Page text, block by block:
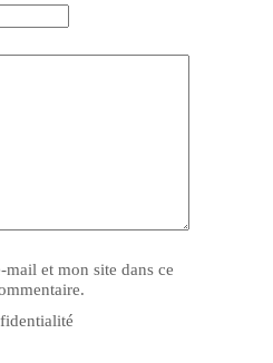
et mon site dans ce